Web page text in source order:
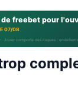
freebet pour
07/08
· Jouer comporte des risques :